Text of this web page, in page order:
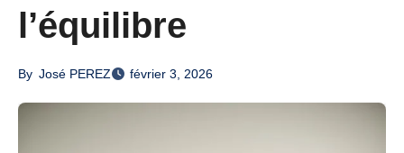
l’équilibre
By José PEREZ février 3, 2026